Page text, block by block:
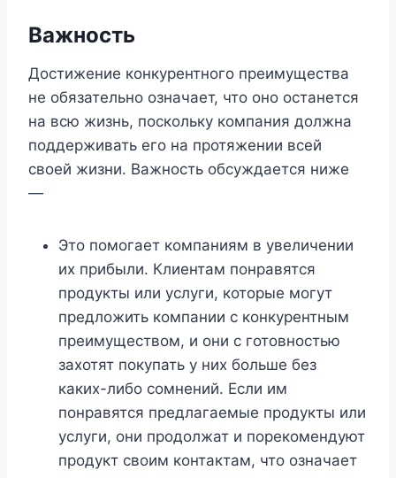
Важность
Достижение конкурентного преимущества
не обязательно означает, что оно останется
на всю жизнь, поскольку компания должна
поддерживать его на протяжении всей
своей жизни. Важность обсуждается ниже
—
Это помогает компаниям в увеличении
их прибыли. Клиентам понравятся
продукты или услуги, которые могут
предложить компании с конкурентным
преимуществом, и они с готовностью
захотят покупать у них больше без
каких-либо сомнений. Если им
понравятся предлагаемые продукты или
услуги, они продолжат и порекомендуют
продукт своим контактам, что означает